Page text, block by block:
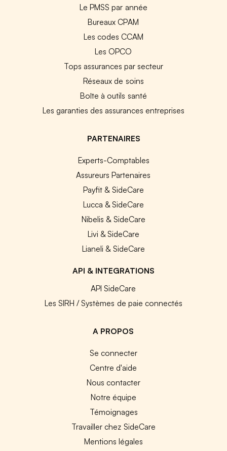
Le PMSS par année
Bureaux CPAM
Les codes CCAM
Les OPCO
Tops assurances par secteur
Réseaux de soins
Boîte à outils santé
Les garanties des assurances entreprises
PARTENAIRES
Experts-Comptables
Assureurs Partenaires
Payfit & SideCare
Lucca & SideCare
Nibelis & SideCare
Livi & SideCare
Lianeli & SideCare
API & INTEGRATIONS
API SideCare
Les SIRH / Systèmes de paie connectés
A PROPOS
Se connecter
Centre d'aide
Nous contacter
Notre équipe
Témoignages
Travailler chez SideCare
Mentions légales